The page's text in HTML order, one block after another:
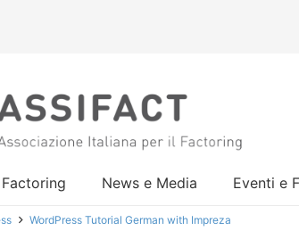
News e Media Eventi e
WordPress Tutorial German with Impreza